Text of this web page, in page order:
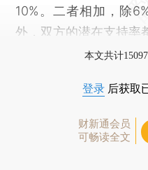
10%。二者相加，除
外，双方的潜在支持率
本文共计
登录 后获取
财新通会员
可畅读全文